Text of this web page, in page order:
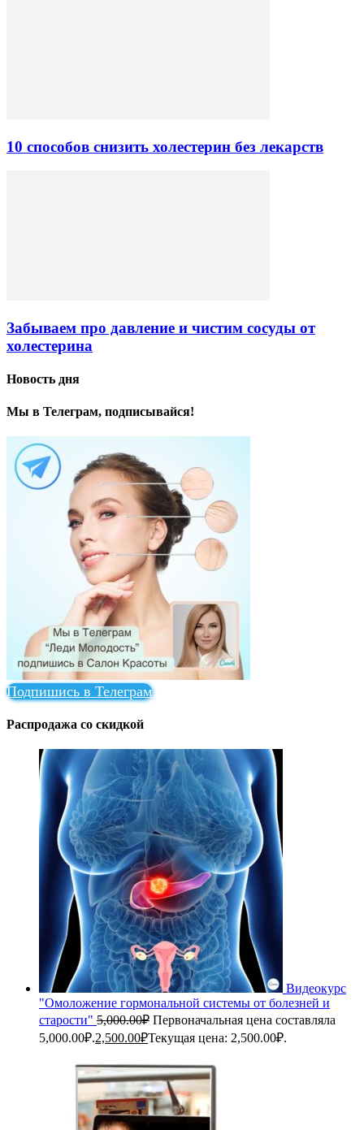
10 способов снизить холестерин без лекарств
Забываем про давление и чистим сосуды от
холестерина
Новость дня
Мы в Телеграм, подписывайся!
Подпишись в Телеграм
Распродажа со скидкой
Видеокурс
"Омоложение гормональной системы от болезней и
старости" 5,000.00₽ Первоначальная цена составляла
5,000.00₽.2,500.00₽Текущая цена: 2,500.00₽.